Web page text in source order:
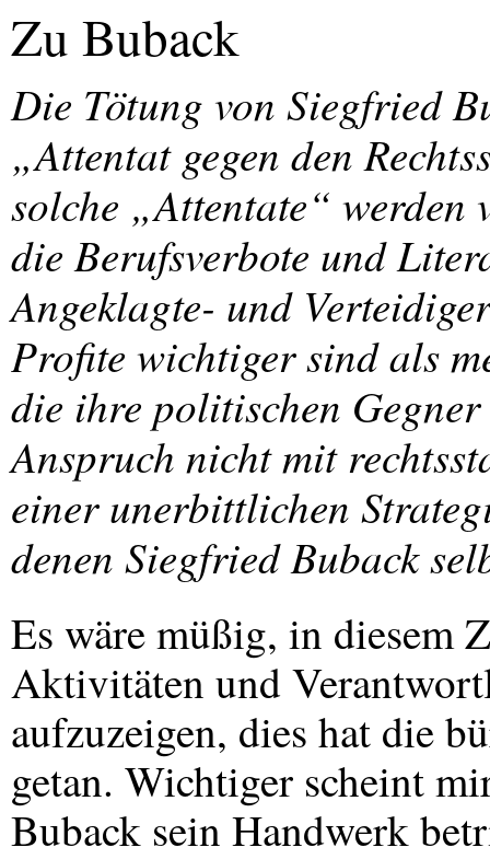
Zu Buback
Die Tötung von Siegfried
„Attentat gegen den
solche „Attentate“ werden
die Berufsverbote und
Angeklagte- und
Profite wichtiger sind als
die ihre politischen
Anspruch nicht mit
einer unerbittlichen
denen Siegfried Buback
Es wäre müßig, in diesem
Aktivitäten und
aufzuzeigen, dies hat die
getan. Wichtiger scheint
Buback sein Handwerk